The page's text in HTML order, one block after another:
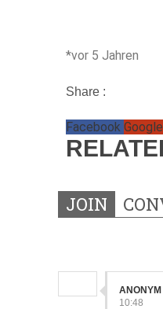
*vor 5 Jahren
Share :
Facebook
JOIN
ANONYM
10:48